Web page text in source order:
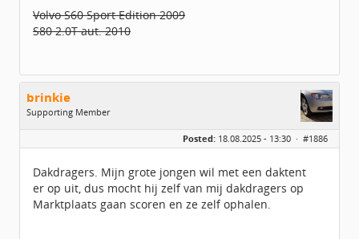
Volvo S60 Sport Edition 2009
S80 2.0T aut. 2010
brinkie
Supporting Member
Geslacht:
Berichten:
2464
Posted: 18.08.2025 - 13:30 · #1886
Dakdragers. Mijn grote jongen wil met een daktent
er op uit, dus mocht hij zelf van mij dakdragers op
Marktplaats gaan scoren en ze zelf ophalen.